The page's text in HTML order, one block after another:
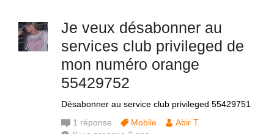
Je veux désabonner au
services club privileged de
mon numéro orange
55429752
Désabonner au service club privileged 55429751
1 réponse Mobile
Abir T.